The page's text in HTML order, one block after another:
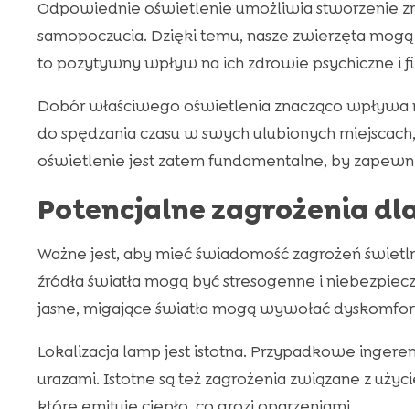
Odpowiednie oświetlenie umożliwia stworzenie
samopoczucia. Dzięki temu, nasze zwierzęta
to pozytywny wpływ na ich zdrowie psychiczne i
Dobór właściwego oświetlenia znacząco wpływa
do spędzania czasu w swych ulubionych
oświetlenie jest zatem fundamentalne, by
Potencjalne zagrożenia
Ważne jest, aby mieć świadomość zagrożeń
źródła światła mogą być stresogenne i
jasne, migające światła mogą wywołać
Lokalizacja lamp jest istotna. Przypadkowe
urazami. Istotne są też zagrożenia związane z